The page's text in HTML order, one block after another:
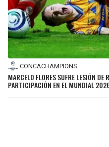
CONCACHAMPIONS
MARCELO FLORES SUFRE LESIÓN DE
PARTICIPACIÓN EN EL MUNDIAL